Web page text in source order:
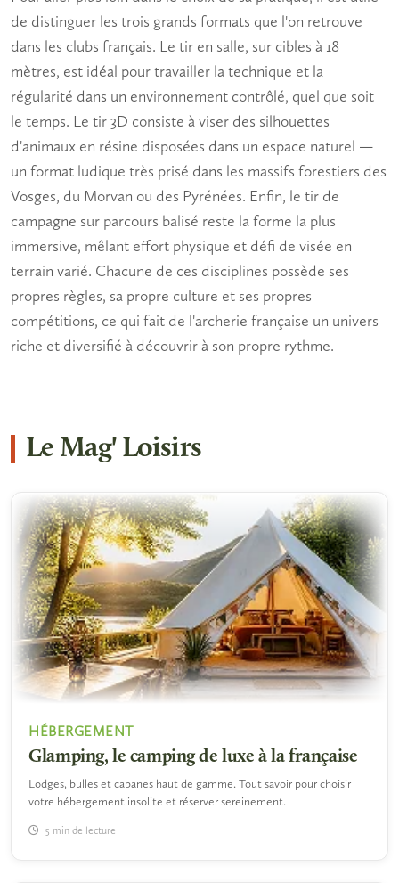
de distinguer les trois grands formats que l'on retrouve
dans les clubs français. Le tir en salle, sur cibles à 18
mètres, est idéal pour travailler la technique et la
régularité dans un environnement contrôlé, quel que soit
le temps. Le tir 3D consiste à viser des silhouettes
d'animaux en résine disposées dans un espace naturel —
un format ludique très prisé dans les massifs forestiers des
Vosges, du Morvan ou des Pyrénées. Enfin, le tir de
campagne sur parcours balisé reste la forme la plus
immersive, mêlant effort physique et défi de visée en
terrain varié. Chacune de ces disciplines possède ses
propres règles, sa propre culture et ses propres
compétitions, ce qui fait de l'archerie française un univers
riche et diversifié à découvrir à son propre rythme.
Le Mag' Loisirs
HÉBERGEMENT
Glamping, le camping de luxe à la française
Lodges, bulles et cabanes haut de gamme. Tout savoir pour choisir
votre hébergement insolite et réserver sereinement.
5 min de lecture